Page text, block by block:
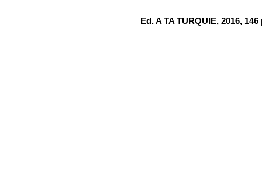
Ed. A TA TURQUIE, 2016, 146